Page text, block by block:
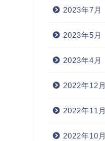
2023年7月
2023年5月
2023年4月
2022年12月
2022年11月
2022年10月